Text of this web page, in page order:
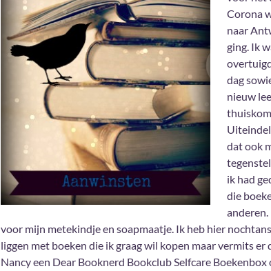
Corona
naar
ging. Ik
dag
nieuw
dat ook
ik had
die
voor mijn metekindje en soapmaatje. Ik heb hier
liggen met boeken die ik graag wil kopen maar vermits er
Nancy een Dear Booknerd Bookclub Selfcare Boekenbox